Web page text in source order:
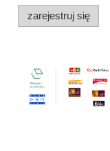
zarejestruj się